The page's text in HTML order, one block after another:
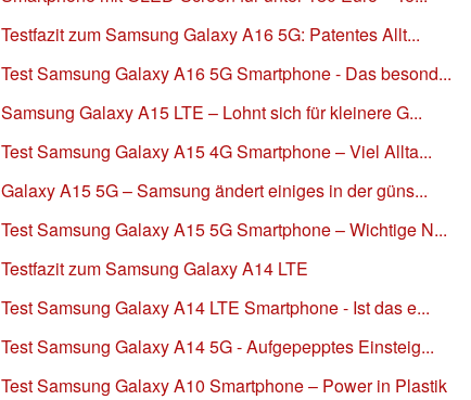
Testfazit zum Samsung Galaxy A16 5G: Patentes Allt...
Test Samsung Galaxy A16 5G Smartphone - Das besond...
Samsung Galaxy A15 LTE – Lohnt sich für kleinere G...
Test Samsung Galaxy A15 4G Smartphone – Viel Allta...
Galaxy A15 5G – Samsung ändert einiges in der güns...
Test Samsung Galaxy A15 5G Smartphone – Wichtige N...
Testfazit zum Samsung Galaxy A14 LTE
Test Samsung Galaxy A14 LTE Smartphone - Ist das e...
Test Samsung Galaxy A14 5G - Aufgepepptes Einsteig...
Test Samsung Galaxy A10 Smartphone – Power in Plastik